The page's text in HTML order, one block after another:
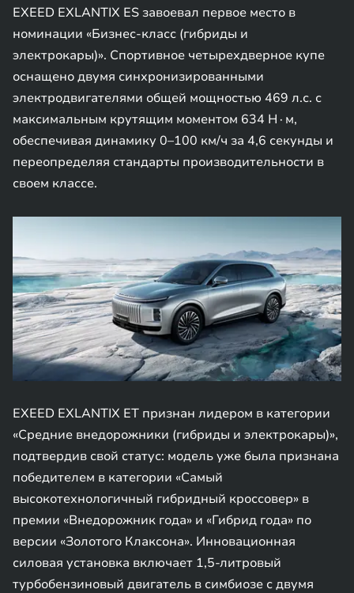
EXEED EXLANTIX ES завоевал первое место в
номинации «Бизнес-класс (гибриды и
электрокары)». Спортивное четырехдверное купе
оснащено двумя синхронизированными
электродвигателями общей мощностью 469 л.с. с
максимальным крутящим моментом 634 Н∙м,
обеспечивая динамику 0–100 км/ч за 4,6 секунды и
переопределяя стандарты производительности в
своем классе.
EXEED EXLANTIX ET признан лидером в категории
«Средние внедорожники (гибриды и электрокары)»,
подтвердив свой статус: модель уже была признана
победителем в категории «Самый
высокотехнологичный гибридный кроссовер» в
премии «Внедорожник года» и «Гибрид года» по
версии «Золотого Клаксона». Инновационная
силовая установка включает 1,5-литровый
турбобензиновый двигатель в симбиозе с двумя